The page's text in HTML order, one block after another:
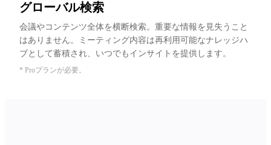
グローバル検索
会議やコンテンツ全体を横断検索。重要な情報を見失うこと
はありません。ミーティング内容は再利用可能なナレッジハ
ブとして蓄積され、いつでもインサイトを提供します。
* Proプランが必要。